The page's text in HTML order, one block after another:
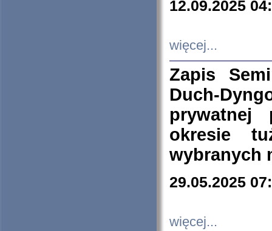
12.09.2025
więcej...
Zapis
Duch-
prywatnej
okresie
wybranych
29.05.2025
więcej...